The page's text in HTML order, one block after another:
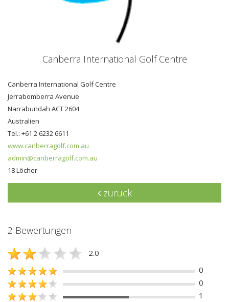
Canberra International Golf Centre
Canberra International Golf Centre
Jerrabomberra Avenue
Narrabundah ACT 2604
Australien
Tel.: +61 2 6232 6611
www.canberragolf.com.au
admin@canberragolf.com.au
18 Löcher
zurück
2 Bewertungen
2.0
0
0
1